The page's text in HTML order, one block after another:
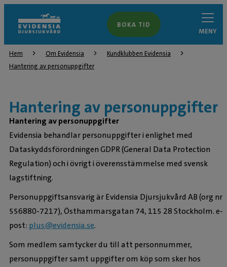
BOKA TID
MENY
Hem Om Evidensia
Kundklubben Evidensia
Hantering av personuppgifter
Hantering av personuppgifter
Hantering av personuppgifter
Evidensia behandlar personuppgifter i enlighet med
Dataskyddsförordningen GDPR (General Data Protection
Regulation) och i övrigt i överensstämmelse med svensk
lagstiftning.
Personuppgiftsansvarig är Evidensia Djursjukvård AB (org nr
556880-7217), Östhammarsgatan 74, 115 28 Stockholm. e-
post: plus@evidensia.se.
Som medlem samtycker du till att personnummer,
personuppgifter samt uppgifter om köp som sker hos